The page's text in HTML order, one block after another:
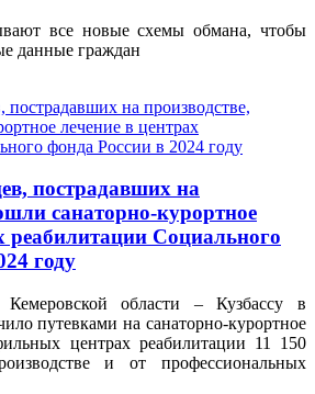
все новые схемы обмана, чтобы
данные граждан
пострадавших на
санаторно-курортное
реабилитации Социального
году
области – Кузбассу в
путевками на санаторно-курортное
центрах реабилитации 11 150
и от профессиональных